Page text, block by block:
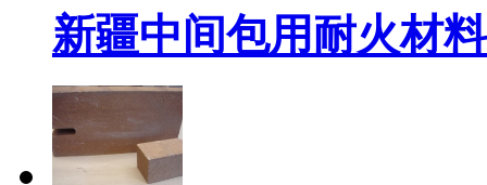
新疆中间包用耐火材料